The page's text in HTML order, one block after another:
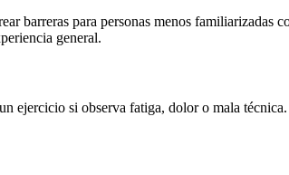
barreras para personas menos
general.
ejercicio si observa fatiga, dolor o mala